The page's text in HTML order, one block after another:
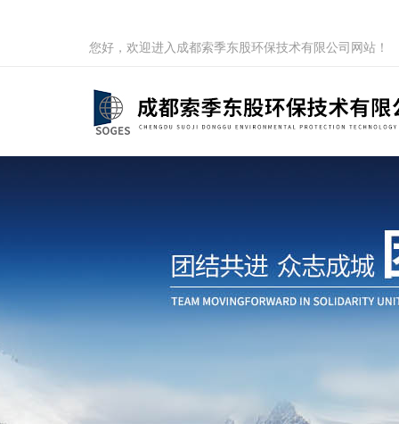
您好，欢迎进入成都索季东股环保技术有限公司网站！